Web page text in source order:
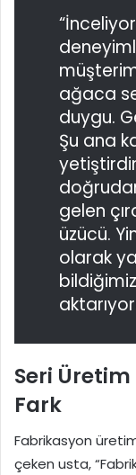
ağaca
duygu.
Şu ana
gelen
üzücü.
olarak
Seri
Fark
Fabrikasyon
çeken usta,